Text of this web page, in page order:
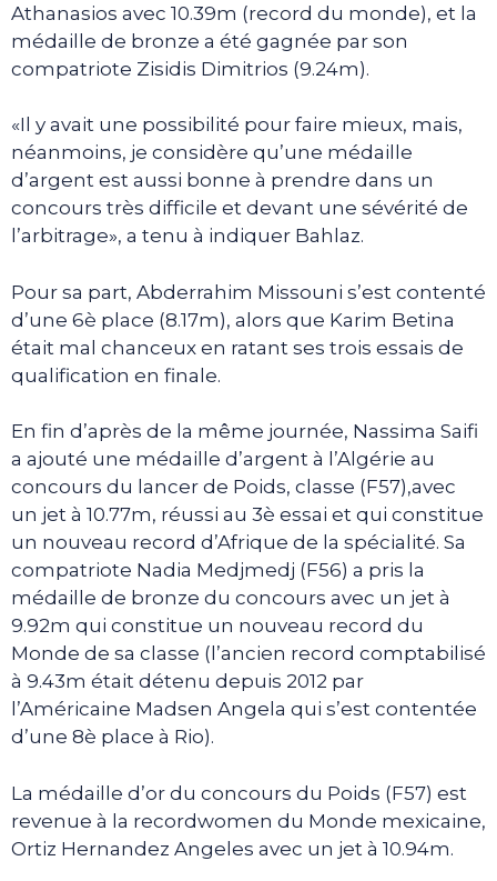
Athanasios avec 10.39m (record du monde), et la
médaille de bronze a été gagnée par son
compatriote Zisidis Dimitrios (9.24m).
«Il y avait une possibilité pour faire mieux, mais,
néanmoins, je considère qu’une médaille
d’argent est aussi bonne à prendre dans un
concours très difficile et devant une sévérité de
l’arbitrage», a tenu à indiquer Bahlaz.
Pour sa part, Abderrahim Missouni s’est contenté
d’une 6è place (8.17m), alors que Karim Betina
était mal chanceux en ratant ses trois essais de
qualification en finale.
En fin d’après de la même journée, Nassima Saifi
a ajouté une médaille d’argent à l’Algérie au
concours du lancer de Poids, classe (F57),avec
un jet à 10.77m, réussi au 3è essai et qui constitue
un nouveau record d’Afrique de la spécialité. Sa
compatriote Nadia Medjmedj (F56) a pris la
médaille de bronze du concours avec un jet à
9.92m qui constitue un nouveau record du
Monde de sa classe (l’ancien record comptabilisé
à 9.43m était détenu depuis 2012 par
l’Américaine Madsen Angela qui s’est contentée
d’une 8è place à Rio).
La médaille d’or du concours du Poids (F57) est
revenue à la recordwomen du Monde mexicaine,
Ortiz Hernandez Angeles avec un jet à 10.94m.